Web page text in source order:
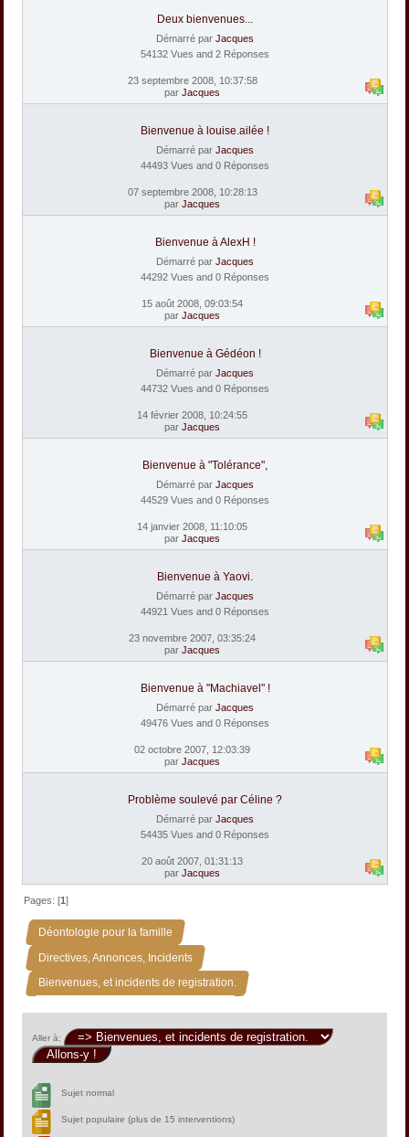
Deux bienvenues...
Démarré par Jacques
54132 Vues and 2 Réponses
23 septembre 2008, 10:37:58
par Jacques
Bienvenue à louise.ailée !
Démarré par Jacques
44493 Vues and 0 Réponses
07 septembre 2008, 10:28:13
par Jacques
Bienvenue à AlexH !
Démarré par Jacques
44292 Vues and 0 Réponses
15 août 2008, 09:03:54
par Jacques
Bienvenue à Gédéon !
Démarré par Jacques
44732 Vues and 0 Réponses
14 février 2008, 10:24:55
par Jacques
Bienvenue à "Tolérance",
Démarré par Jacques
44529 Vues and 0 Réponses
14 janvier 2008, 11:10:05
par Jacques
Bienvenue à Yaovi.
Démarré par Jacques
44921 Vues and 0 Réponses
23 novembre 2007, 03:35:24
par Jacques
Bienvenue à "Machiavel" !
Démarré par Jacques
49476 Vues and 0 Réponses
02 octobre 2007, 12:03:39
par Jacques
Problème soulevé par Céline ?
Démarré par Jacques
54435 Vues and 0 Réponses
20 août 2007, 01:31:13
par Jacques
Pages: [1]
Déontologie pour la famille »
Directives, Annonces, Incidents »
Bienvenues, et incidents de registration.
Aller à:
Sujet normal
Sujet populaire (plus de 15 interventions)